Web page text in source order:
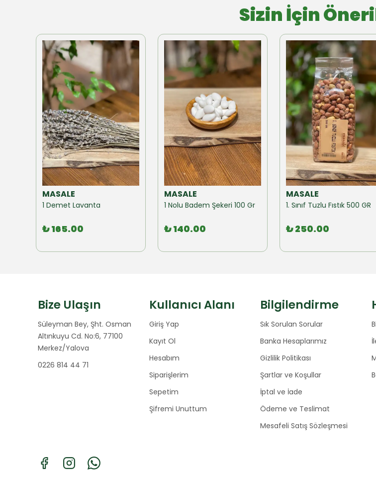
Sizin İçin
MASALE
1 Demet Lavanta
₺ 165.00
MASALE
1 Nolu Badem Şekeri 100 Gr
₺ 140.00
MASALE
1. Sınıf Tuzlu Fıstık 500 GR
₺ 250.00
Bize Ulaşın
Süleyman Bey, Şht. Osman
Altınkuyu Cd. No:6, 77100
Merkez/Yalova
0226 814 44 71
Kullanıcı Alanı
Giriş Yap
Kayıt Ol
Hesabım
Siparişlerim
Sepetim
Şifremi Unuttum
Bilgilendirme
Sık Sorulan Sorular
Banka Hesaplarımız
Gizlilik Politikası
Şartlar ve Koşullar
İptal ve İade
Ödeme ve Teslimat
Mesafeli Satış Sözleşmesi